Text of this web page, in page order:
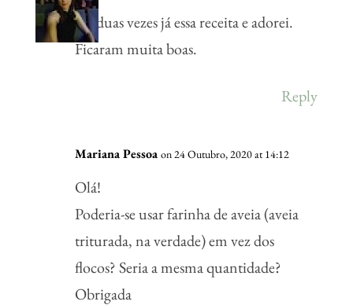
Fiz duas vezes já essa receita e adorei.
Ficaram muita boas.
Reply
Mariana Pessoa on 24 Outubro, 2020 at 14:12
Olá!
Poderia-se usar farinha de aveia (aveia
triturada, na verdade) em vez dos
flocos? Seria a mesma quantidade?
Obrigada